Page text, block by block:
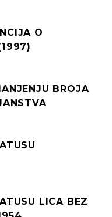
O
BROJA
LICA BEZ